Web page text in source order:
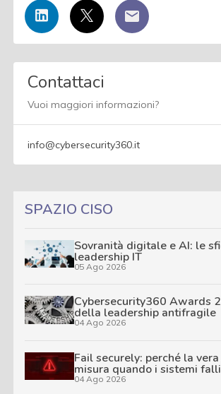
Contattaci
Vuoi maggiori informazioni?
info@cybersecurity360.it
SPAZIO CISO
Sovranità digitale e AI: le
leadership IT
05 Ago 2026
Cybersecurity360 Awards
della leadership antifragile
04 Ago 2026
Fail securely: perché la
misura quando i sistemi
04 Ago 2026